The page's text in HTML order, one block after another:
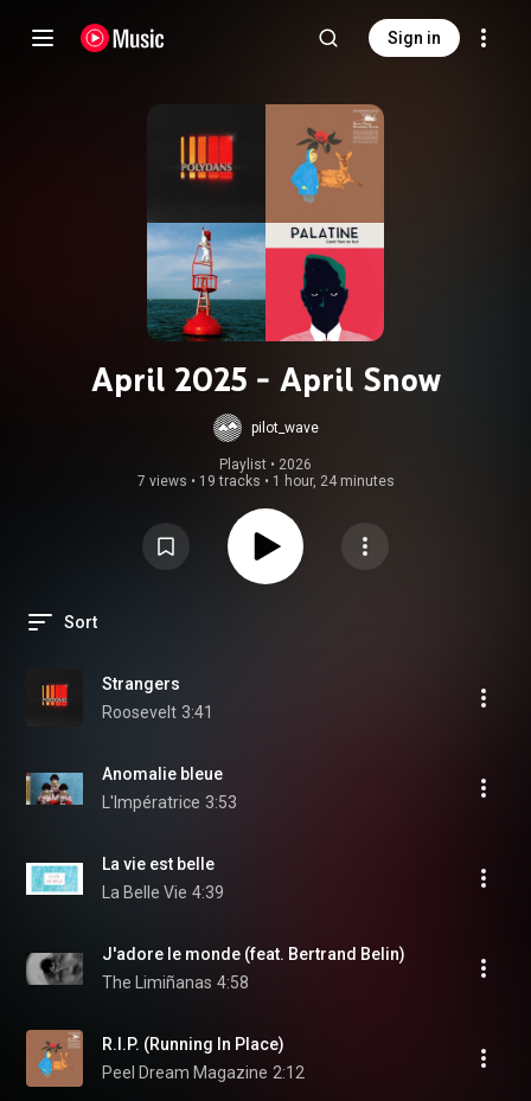
Sign in
April 2025 - April Snow
pilot_wave
Playlist • 2026
7 views • 19 tracks • 1 hour, 24 minutes
Sort
Strangers
Roosevelt 3:41
Anomalie bleue
L'Impératrice 3:53
La vie est belle
La Belle Vie 4:39
J'adore le monde (feat. Bertrand Belin)
The Limiñanas 4:58
R.I.P. (Running In Place)
Peel Dream Magazine 2:12